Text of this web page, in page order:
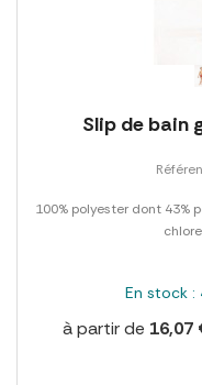
Slip de bain
100% polyester dont 43%
En stock :
à partir de 16,07